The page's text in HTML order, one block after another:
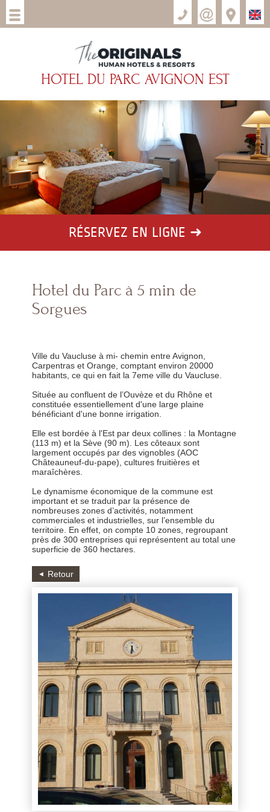
HOTEL DU PARC AVIGNON EST
RÉSERVEZ EN LIGNE ➜
Hotel du Parc à 5 min de
Sorgues
Ville du Vaucluse à mi- chemin entre Avignon,
Carpentras et Orange, comptant environ 20000
habitants, ce qui en fait la 7eme ville du Vaucluse.
Située au confluent de l’Ouvèze et du Rhône et
constituée essentiellement d'une large plaine
bénéficiant d'une bonne irrigation.
Elle est bordée à l'Est par deux collines : la Montagne
(113 m) et la Sève (90 m). Les côteaux sont
largement occupés par des vignobles (AOC
Châteauneuf-du-pape), cultures fruitières et
maraîchères.
Le dynamisme économique de la commune est
important et se traduit par la présence de
nombreuses zones d’activités, notamment
commerciales et industrielles, sur l’ensemble du
territoire. En effet, on compte 10 zones, regroupant
près de 300 entreprises qui représentent au total une
superficie de 360 hectares.
Retour